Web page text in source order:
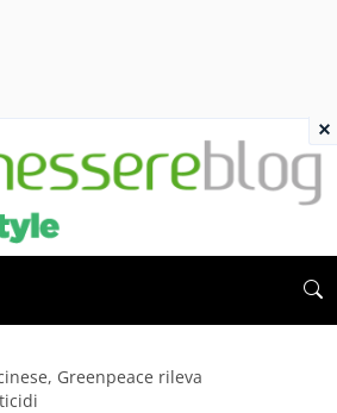
Greenpeace rileva
×